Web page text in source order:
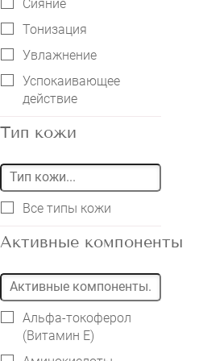
Сияние
Тонизация
Увлажнение
Успокаивающее
действие
Тип кожи
Все типы кожи
Активные компоненты
Альфа-токоферол
(Витамин E)